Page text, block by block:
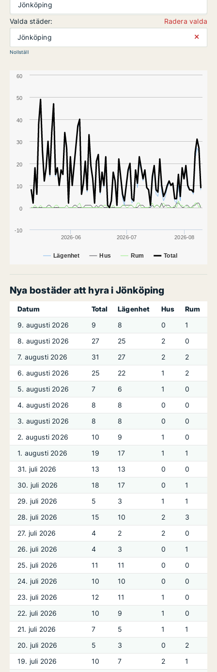
Jönköping
Valda städer:
Radera valda
Jönköping
⨯
Nollställ
Lägenhet Hus Rum Total
2026-06 2026-07 2026-08
-10
0
10
20
30
40
50
60
Nya bostäder att hyra i Jönköping
Datum Total Lägenhet Hus
Rum
9. augusti 2026
9 8 0
1
8. augusti 2026
27 25 2
0
7. augusti 2026
31 27 2
2
6. augusti 2026
25 22 1
2
5. augusti 2026
7 6 1
0
4. augusti 2026
8 8 0
0
3. augusti 2026
8 8 0
0
2. augusti 2026
10 9 1
0
1. augusti 2026
19 17 1
1
31. juli 2026
13 13 0
0
30. juli 2026
18 17 0
1
29. juli 2026
5 3 1
1
28. juli 2026
15 10 2
3
27. juli 2026
4 2 2
0
26. juli 2026
4 3 0
1
25. juli 2026
11 11 0
0
24. juli 2026
10 10 0
0
23. juli 2026
12 11 1
0
22. juli 2026
10 9 1
0
21. juli 2026
7 5 1
1
20. juli 2026
5 3 0
2
19. juli 2026
10 7 2
1